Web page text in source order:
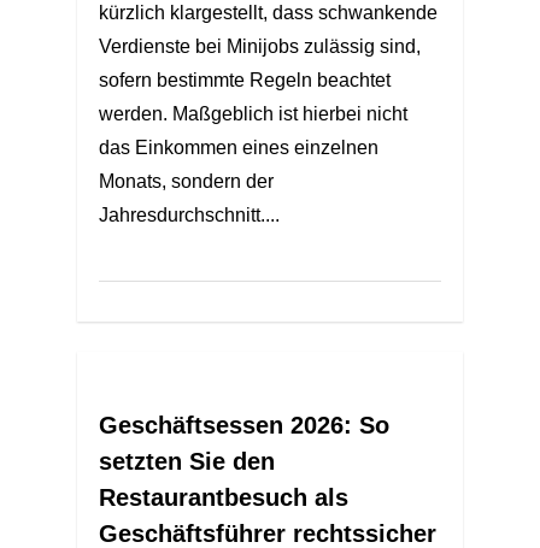
kürzlich klargestellt, dass schwankende
Verdienste bei Minijobs zulässig sind,
sofern bestimmte Regeln beachtet
werden. Maßgeblich ist hierbei nicht
das Einkommen eines einzelnen
Monats, sondern der
Jahresdurchschnitt....
Geschäftsessen 2026: So
setzten Sie den
Restaurantbesuch als
Geschäftsführer rechtssicher